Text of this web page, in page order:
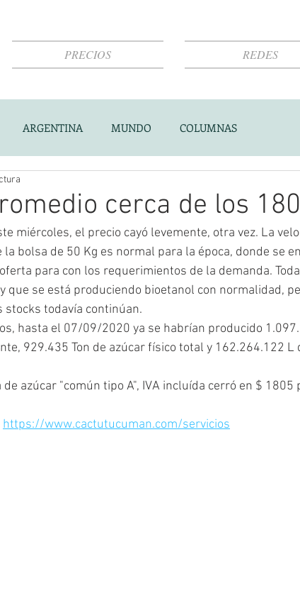
PRECIOS REDES
ARGENTINA MUNDO COLUMNAS
cerca de los
miércoles, el precio cayó levemente, otra vez. La
la bolsa de 50 Kg es normal para la época, donde se
para con los requerimientos de la demanda.
que se está produciendo bioetanol con normalidad,
stocks todavía continúan.
hasta el 07/09/2020 ya se habrían producido
929.435 Ton de azúcar físico total y 162.264.122 L
azúcar "común tipo A", IVA incluída cerró en $ 1805
https://www.cactutucuman.com/servicios